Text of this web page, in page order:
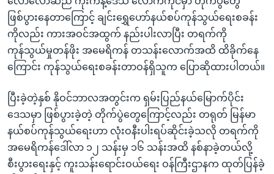
ဖြစ်ပွားနေတာကြောင့် ချင်းရွှေဟော်နယ်စပ်ကုန်သွယ်ရေးစခန်း
ကိုလည်း ကားအဝင်အထွက် နည်းပါးလာပြီး တရက်ကို
ကုန်သွယ်မှုတန်ဖိုး အမေရိကန် တသန်းလောက်အထိ ထိခိုက်နေ
ကြောင်း ကုန်သွယ်ရေးစခန်းတာဝန်ရှိသူက ပြောဆိုထားပါတယ်။
ပြီးခဲ့တဲ့နှစ် နိုဝင်ဘာလအတွင်းက ရှမ်းပြည်နယ်မြောက်ပိုင်း
ဒေသမှာ ဖြစ်ပွားခဲ့တဲ့ တိုက်ပွဲတွေကြောင့်လည်း တရုတ် မြန်မာ
နယ်စပ်ကုန်သွယ်ရေးဟာ လုံးဝနီးပါးရပ်ဆိုင်းခဲ့သလို တရက်ကို
အမေရိကန်ဒေါ်လာ ၁၂ သန်းမှ ၁၆ သန်းအထိ နစ်နာခဲ့တယ်လို့
စီးပွားရေးနှင့် ကူးသန်းရောင်းဝယ်ရေး ဝန်ကြီးဌာနက ထုတ်ပြန်ခဲ့